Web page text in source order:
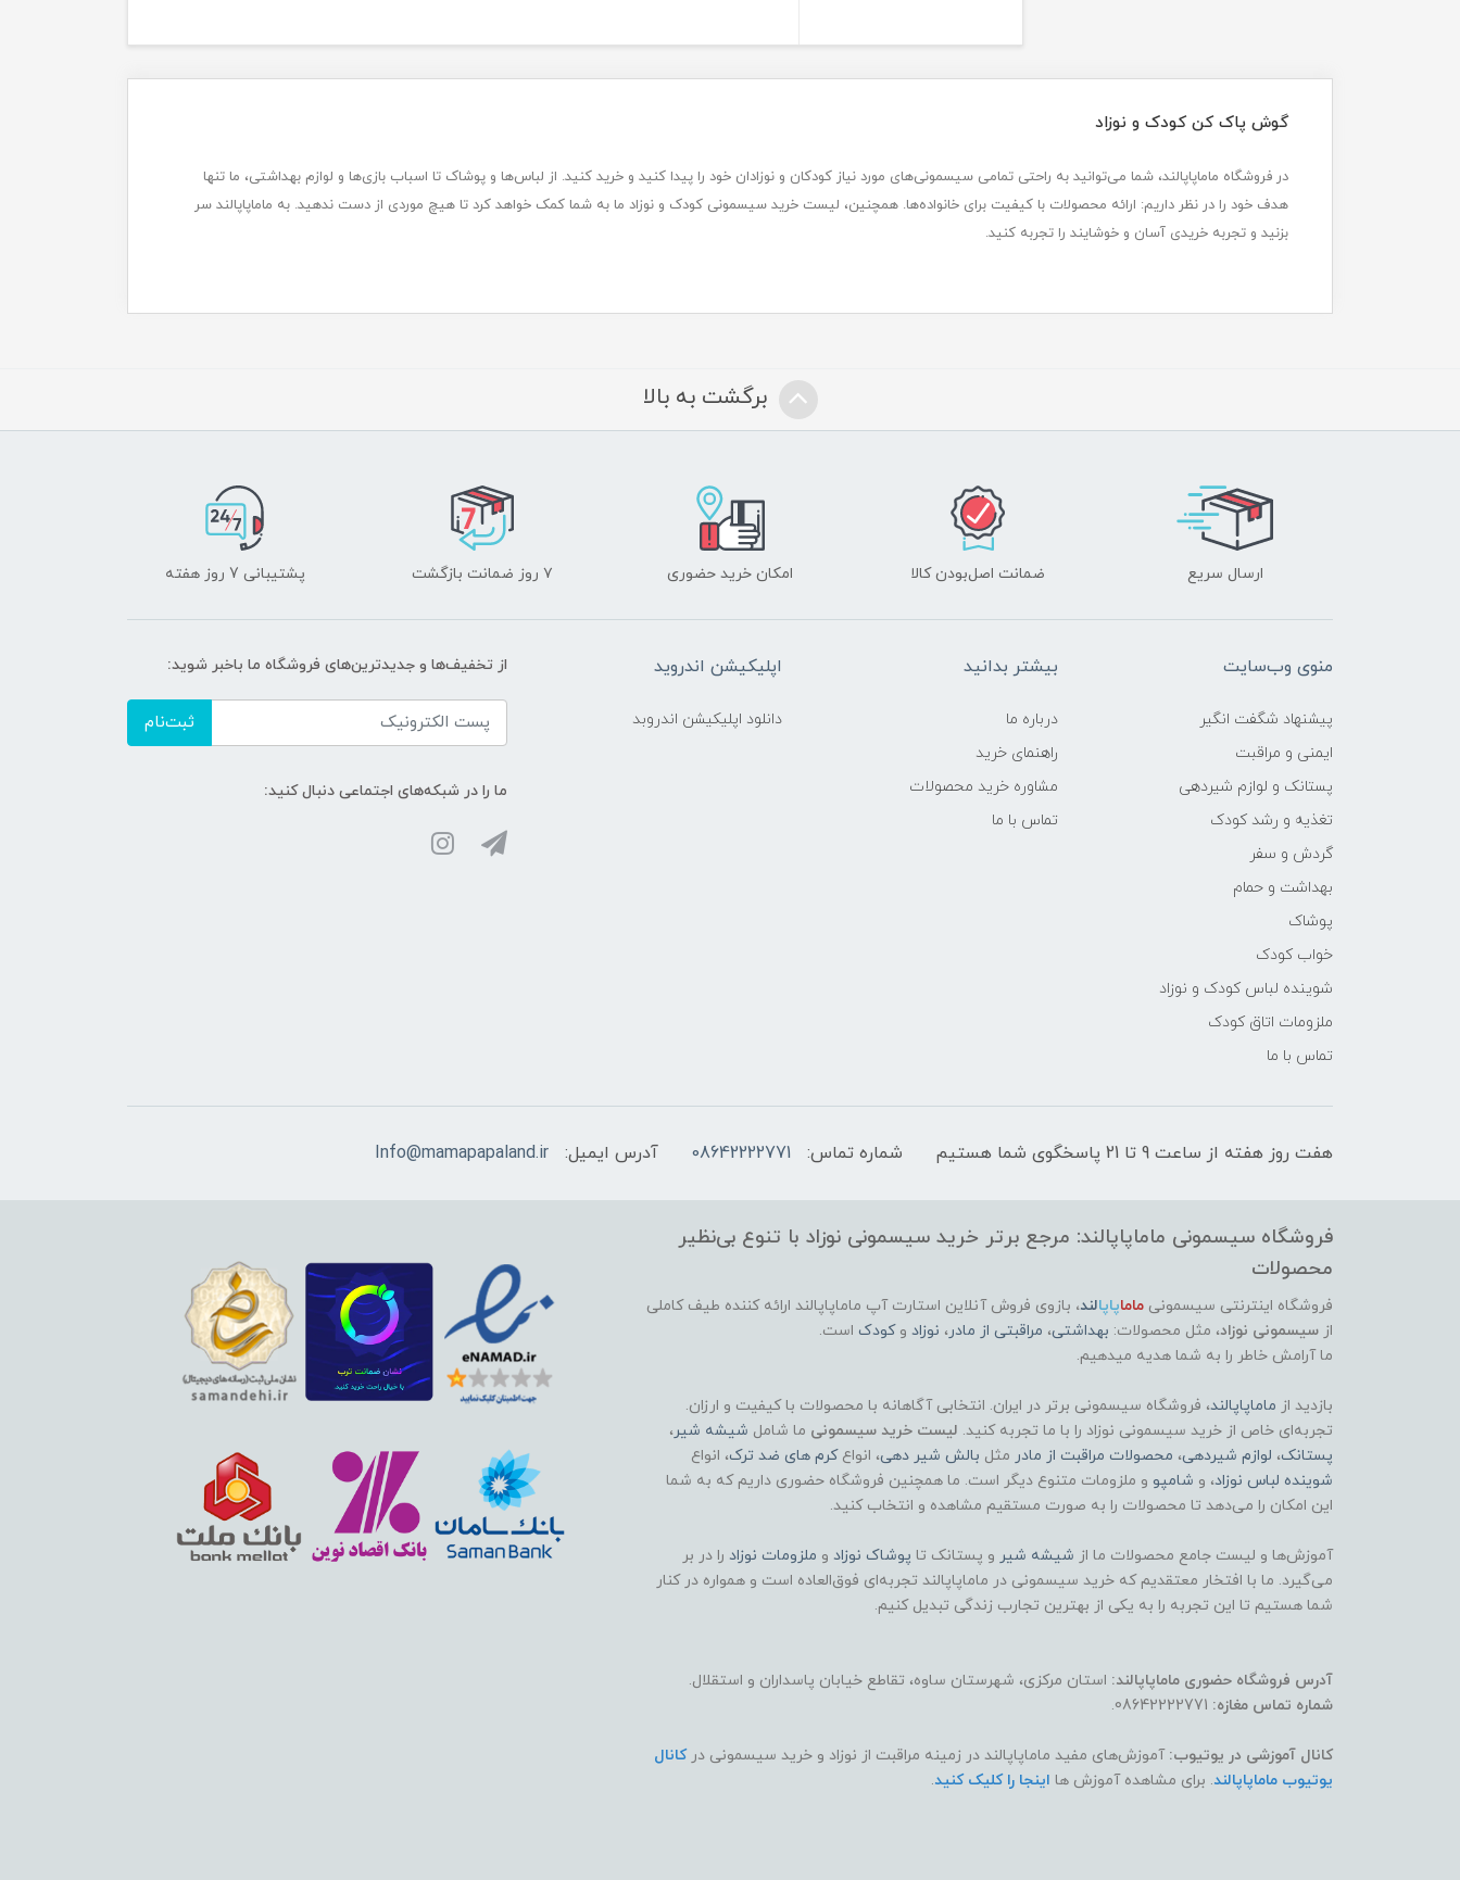
گوش پاک کن کودک و نوزاد
در فروشگاه ماماپاپالند، شما می‌توانید به راحتی تمامی سیسمونی‌های مورد نیاز کودکان و نوزادان خود را پیدا کنید و خرید کنید. از لباس‌ها و پوشاک تا اسباب بازی‌ها و لوازم بهداشتی، ما تنها
هدف خود را در نظر داریم: ارائه محصولات با کیفیت برای خانواده‌ها. همچنین، لیست خرید سیسمونی کودک و نوزاد ما به شما کمک خواهد کرد تا هیچ موردی از دست ندهید. به ماماپاپالند سر
بزنید و تجربه خریدی آسان و خوشایند را تجربه کنید.
برگشت به بالا
ارسال سریع ضمانت اصل‌بودن کالا امکان خرید حضوری ۷ روز ضمانت بازگشت پشتیبانی 7 روز هفته
منوی وب‌سایت
پیشنهاد شگفت انگیر
ایمنی و مراقبت
پستانک و لوازم شیردهی
تغذیه و رشد کودک
گردش و سفر
بهداشت و حمام
پوشاک
خواب کودک
شوینده لباس کودک و نوزاد
ملزومات اتاق کودک
تماس با ما
بیشتر بدانید
درباره ما
راهنمای خرید
مشاوره خرید محصولات
تماس با ما
اپلیکیشن اندروید
دانلود اپلیکیشن اندروبد
از تخفیف‌ها و جدیدترین‌های فروشگاه ما باخبر شوید:
ثبت‌نام
ما را در شبکه‌های اجتماعی دنبال کنید:
هفت روز هفته از ساعت 9 تا 21 پاسخگوی شما هستیم شماره تماس: 08642222771 آدرس ایمیل: Info@mamapapaland.ir
فروشگاه سیسمونی ماماپاپالند: مرجع برتر خرید سیسمونی نوزاد با تنوع بی‌نظیر
محصولات
فروشگاه اینترنتی سیسمونی ماماپاپالند، بازوی فروش آنلاین استارت آپ ماماپاپالند ارائه کننده طیف کاملی
از سیسمونی نوزاد، مثل محصولات: بهداشتی، مراقبتی از مادر، نوزاد وکودک است.
ما آرامش خاطر را به شما هدیه میدهیم.
بازدید از ماماپاپالند، فروشگاه سیسمونی برتر در ایران. انتخابی آگاهانه با محصولات با کیفیت و ارزان.
تجربه‌ای خاص از خرید سیسمونی نوزاد را با ما تجربه کنید. لیست خرید سیسمونی ما شامل شیشه شیر،
پستانک، لوازم شیردهی، محصولات مراقبت از مادر مثل بالش شیر دهی، انواعکرم های ضد ترک، انواع
شوینده لباس نوزاد، و شامپو و ملزومات متنوع دیگر است. ما همچنین فروشگاه حضوری داریم که به شما
این امکان را می‌دهد تا محصولات را به صورت مستقیم مشاهده و انتخاب کنید.
آموزش‌ها و لیست جامع محصولات ما از شیشه شیر و پستانک تا پوشاک نوزاد و ملزومات نوزاد را در بر
می‌گیرد. ما با افتخار معتقدیم که خرید سیسمونی در ماماپاپالند تجربه‌ای فوق‌العاده است و همواره در کنار
شما هستیم تا این تجربه را به یکی از بهترین تجارب زندگی تبدیل کنیم.
آدرس فروشگاه حضوری ماماپاپالند: استان مرکزی، شهرستان ساوه، تقاطع خیابان پاسداران و استقلال.
شماره تماس مغازه:
کانال آموزشی در یوتیوب: آموزش‌های مفید ماماپاپالند در زمینه مراقبت از نوزاد و خرید سیسمونی درکانال
یوتیوب ماماپاپالند. برای مشاهده آموزش ها اینجا را کلیک کنید.